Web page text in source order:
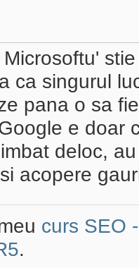
ca singurul
pana o sa
e doar
deloc,
acopere
curs SEO
.